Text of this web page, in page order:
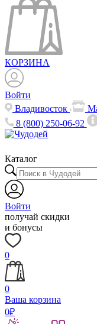
КОРЗИНА
Войти
Владивосток
8 (800) 250-06-92
Каталог
Войти
получай скидки
и бонусы
0
0
Ваша корзина
0₽